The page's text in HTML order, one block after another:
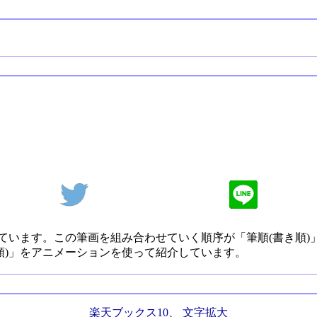
ます。この筆画を組み合わせていく順序が「筆順(書き順)
をアニメーションを使って紹介しています。
楽天ブックス10 文字拡大